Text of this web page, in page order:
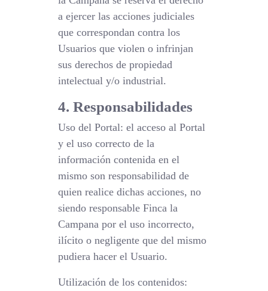
a ejercer las acciones judiciales
que correspondan contra los
Usuarios que violen o infrinjan
sus derechos de propiedad
intelectual y/o industrial.
4. Responsabilidades
Uso del Portal: el acceso al Portal
y el uso correcto de la
información contenida en el
mismo son responsabilidad de
quien realice dichas acciones, no
siendo responsable Finca la
Campana por el uso incorrecto,
ilícito o negligente que del mismo
pudiera hacer el Usuario.
Utilización de los contenidos: